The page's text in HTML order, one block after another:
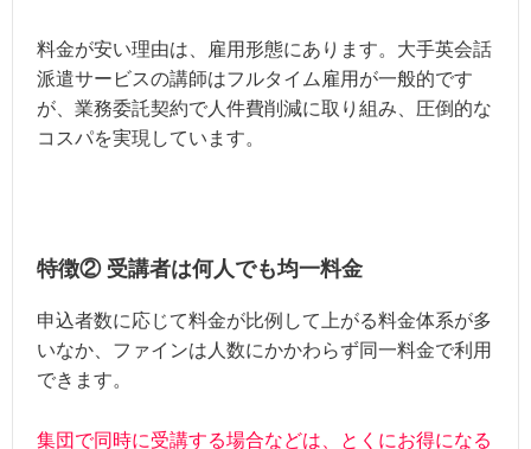
料金が安い理由は、雇用形態にあります。大手英会話
派遣サービスの講師はフルタイム雇用が一般的です
が、業務委託契約で人件費削減に取り組み、圧倒的な
コスパを実現しています。
特徴② 受講者は何人でも均一料金
申込者数に応じて料金が比例して上がる料金体系が多
いなか、ファインは人数にかかわらず同一料金で利用
できます。
集団で同時に受講する場合などは、とくにお得になる